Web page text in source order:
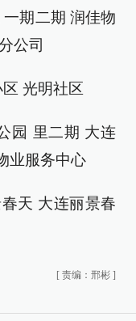
期二期 润佳物
公司
光明社区
园 里二期 大连
业服务中心
天 大连丽景春
[ 责编：邢彬 ]